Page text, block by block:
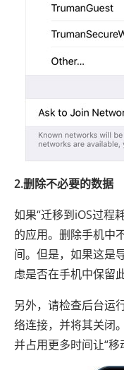
2.删除不必要的数据
如果“迁移到iOS过程
的应用。删除手机中
间。但是，如果这是
虑是否在手机中保留
另外，请检查后台运
络连接，并将其关闭
并占用更多时间让“移